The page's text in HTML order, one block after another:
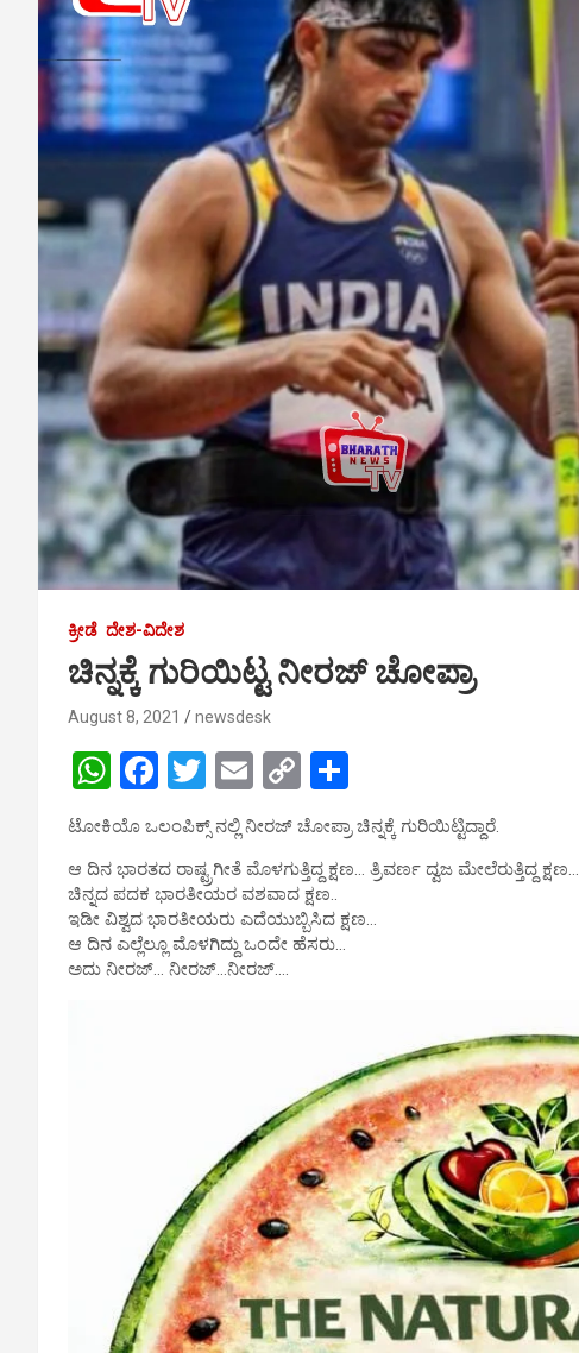
ಕ್ರೀಡೆ ದೇಶ-ವಿದೇಶ
ಚಿನ್ನಕ್ಕೆ ಗುರಿಯಿಟ್ಟ ನೀರಜ್ ಚೋಪ್ರಾ
August 8, 2021 newsdesk
W
h
at
s
A
p
F
ce
b
o
o
T
wi
tt
er
E
m
ail
C
o
py
Li
n
k
h
ar
e
ಟೋಕಿಯೊ ಒಲಂಪಿಕ್ಸ್ ನಲ್ಲಿ ನೀರಜ್ ಚೋಪ್ರಾ ಚಿನ್ನಕ್ಕೆ ಗುರಿಯಿಟ್ಟಿದ್ದಾರೆ.
ಆ ದಿನ ಭಾರತದ ರಾಷ್ಟ್ರಗೀತೆ ಮೊಳಗುತ್ತಿದ್ದ ಕ್ಷಣ… ತ್ರಿವರ್ಣ ದ್ವಜ ಮೇಲೆರುತ್ತಿದ್ದ ಕ್ಷಣ…
ಚಿನ್ನದ ಪದಕ ಭಾರತೀಯರ ವಶವಾದ ಕ್ಷಣ..
ಇಡೀ ವಿಶ್ವದ ಭಾರತೀಯರು ಎದೆಯುಬ್ಬಿಸಿದ ಕ್ಷಣ…
ಆ ದಿನ ಎಲ್ಲೆಲ್ಲೂ ಮೊಳಗಿದ್ದು ಒಂದೇ ಹೆಸರು…
ಅದು ನೀರಜ್… ನೀರಜ್…ನೀರಜ್….